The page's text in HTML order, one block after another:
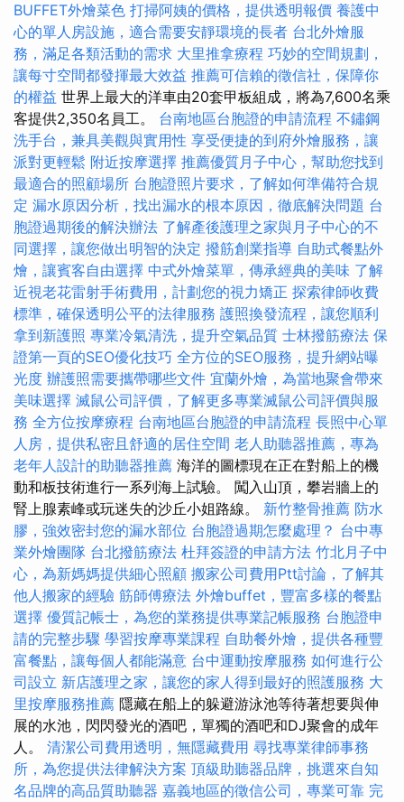
BUFFET外燴菜色 打掃阿姨的價格，提供透明報價 養護中
心的單人房設施，適合需要安靜環境的長者 台北外燴服
務，滿足各類活動的需求 大里推拿療程 巧妙的空間規劃，
讓每寸空間都發揮最大效益 推薦可信賴的徵信社，保障你
的權益 世界上最大的洋車由20套甲板組成，將為7,600名乘
客提供2,350名員工。 台南地區台胞證的申請流程 不鏽鋼
洗手台，兼具美觀與實用性 享受便捷的到府外燴服務，讓
派對更輕鬆 附近按摩選擇 推薦優質月子中心，幫助您找到
最適合的照顧場所 台胞證照片要求，了解如何準備符合規
定 漏水原因分析，找出漏水的根本原因，徹底解決問題 台
胞證過期後的解決辦法 了解產後護理之家與月子中心的不
同選擇，讓您做出明智的決定 撥筋創業指導 自助式餐點外
燴，讓賓客自由選擇 中式外燴菜單，傳承經典的美味 了解
近視老花雷射手術費用，計劃您的視力矯正 探索律師收費
標準，確保透明公平的法律服務 護照換發流程，讓您順利
拿到新護照 專業冷氣清洗，提升空氣品質 士林撥筋療法 保
證第一頁的SEO優化技巧 全方位的SEO服務，提升網站曝
光度 辦護照需要攜帶哪些文件 宜蘭外燴，為當地聚會帶來
美味選擇 滅鼠公司評價，了解更多專業滅鼠公司評價與服
務 全方位按摩療程 台南地區台胞證的申請流程 長照中心單
人房，提供私密且舒適的居住空間 老人助聽器推薦，專為
老年人設計的助聽器推薦 海洋的圖標現在正在對船上的機
動和板技術進行一系列海上試驗。 闖入山頂，攀岩牆上的
腎上腺素峰或玩迷失的沙丘小姐路線。 新竹整骨推薦 防水
膠，強效密封您的漏水部位 台胞證過期怎麼處理？ 台中專
業外燴團隊 台北撥筋療法 杜拜簽證的申請方法 竹北月子中
心，為新媽媽提供細心照顧 搬家公司費用Ptt討論，了解其
他人搬家的經驗 筋師傅療法 外燴buffet，豐富多樣的餐點
選擇 優質記帳士，為您的業務提供專業記帳服務 台胞證申
請的完整步驟 學習按摩專業課程 自助餐外燴，提供各種豐
富餐點，讓每個人都能滿意 台中運動按摩服務 如何進行公
司設立 新店護理之家，讓您的家人得到最好的照護服務 大
里按摩服務推薦 隱藏在船上的躲避游泳池等待著想要與伸
展的水池，閃閃發光的酒吧，單獨的酒吧和DJ聚會的成年
人。 清潔公司費用透明，無隱藏費用 尋找專業律師事務
所，為您提供法律解決方案 頂級助聽器品牌，挑選來自知
名品牌的高品質助聽器 嘉義地區的徵信公司，專業可靠 完